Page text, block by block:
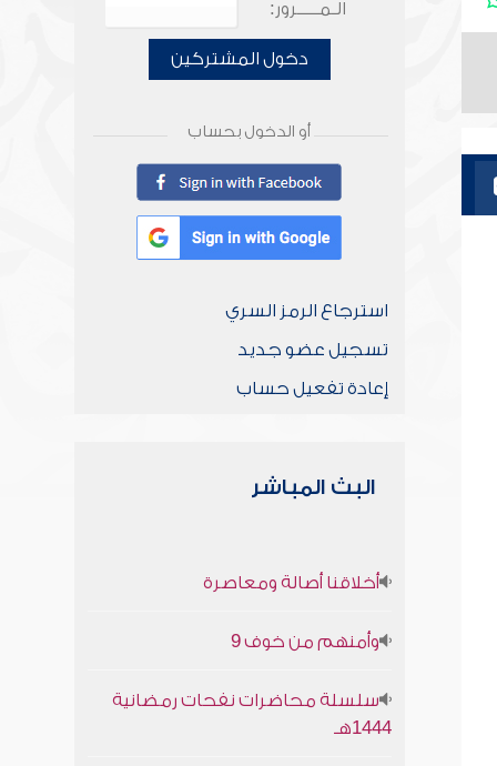
الـمـــــرور:
دخول المشتركين
أو الدخول بحساب
استرجاع الرمز السري
تسجيل عضو جديد
إعادة تفعيل حساب
البث المباشر
أخلاقنا أصالة ومعاصرة
وأمنهم من خوف 9
سلسلة محاضرات نفحات رمضانية
1444هـ